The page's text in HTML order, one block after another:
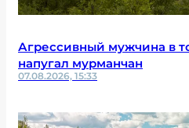
Агрессивный мужчина в
напугал мурманчан
07.08.2026, 15:33